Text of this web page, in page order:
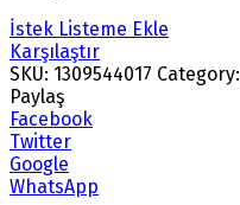
İstek Listeme Ekle
Karşılaştır
SKU: 1309544017 Category:
Paylaş
Facebook
Twitter
Google
WhatsApp